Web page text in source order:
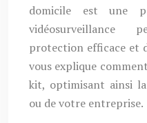
domicile est une
protection efficace et
vous explique
kit, optimisant ainsi
ou de votre entreprise.